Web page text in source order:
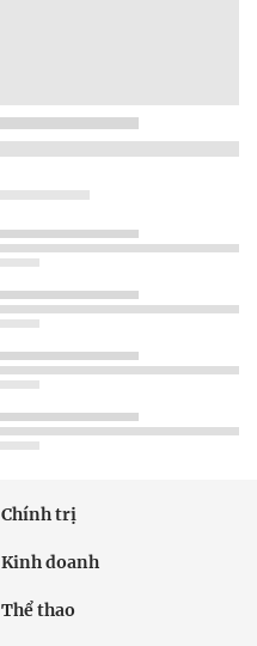
Chính trị
Kinh doanh
Thể thao